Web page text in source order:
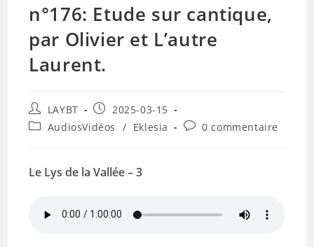
n°176: Etude sur cantique,
par Olivier et L’autre
Laurent.
Auteur/autrice
de
la
LAYBT
Publication
publiée :
2025-03-15
PostAudiosVidéos / Eklesia
Commentaires
0 commentaire
Le Lys de la Vallée – 3